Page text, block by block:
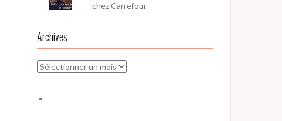
chez Carrefour
Archives
Archives